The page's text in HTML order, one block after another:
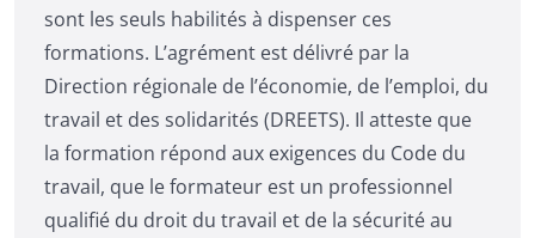
sont les seuls habilités à dispenser ces
formations. L’agrément est délivré par la
Direction régionale de l’économie, de l’emploi, du
travail et des solidarités (DREETS). Il atteste que
la formation répond aux exigences du Code du
travail, que le formateur est un professionnel
qualifié du droit du travail et de la sécurité au